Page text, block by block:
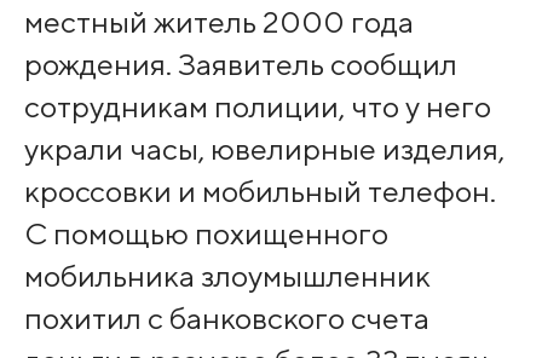
местный житель 2000 года
рождения. Заявитель сообщил
сотрудникам полиции, что у него
украли часы, ювелирные изделия,
кроссовки и мобильный телефон.
С помощью похищенного
мобильника злоумышленник
похитил с банковского счета